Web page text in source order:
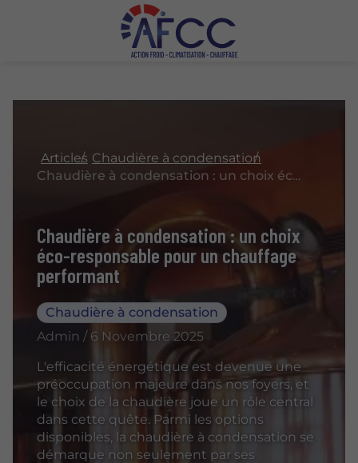
Articles Chaudière à condensation
Chaudière à condensation : un choix éco-responsable pour un chauffage performant
Chaudière à condensation : un choix
éco-responsable pour un chauffage
performant
Chaudière à condensation
Admin / 6 Novembre 2025
L'efficacité énergétique est devenue une
préoccupation majeure dans nos foyers, et
le choix de la chaudière joue un rôle central
dans cette quête. Parmi les options
disponibles, la chaudière à condensation se
démarque non seulement par ses